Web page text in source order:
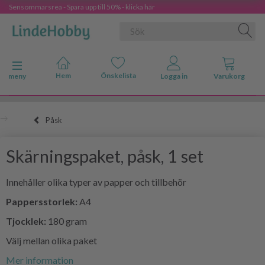
Sensommarsrea - Spara upp till 50% - klicka här
Ändra navigering
meny
Påsk
Skärningspaket, påsk, 1 set
Innehåller olika typer av papper och tillbehör
Pappersstorlek: A4
Tjocklek: 180 gram
Välj mellan olika paket
Mer information